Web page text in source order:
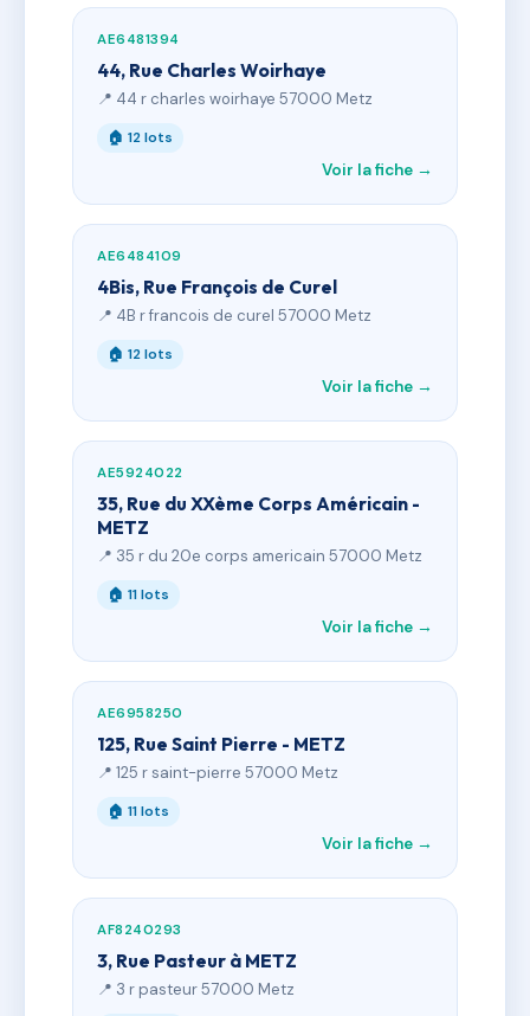
AE6481394
44, Rue Charles Woirhaye
📍 44 r charles woirhaye 57000 Metz
🏠 12 lots
Voir la fiche →
AE6484109
4Bis, Rue François de Curel
📍 4B r francois de curel 57000 Metz
🏠 12 lots
Voir la fiche →
AE5924022
35, Rue du XXème Corps Américain -
METZ
📍 35 r du 20e corps americain 57000 Metz
🏠 11 lots
Voir la fiche →
AE6958250
125, Rue Saint Pierre - METZ
📍 125 r saint-pierre 57000 Metz
🏠 11 lots
Voir la fiche →
AF8240293
3, Rue Pasteur à METZ
📍 3 r pasteur 57000 Metz